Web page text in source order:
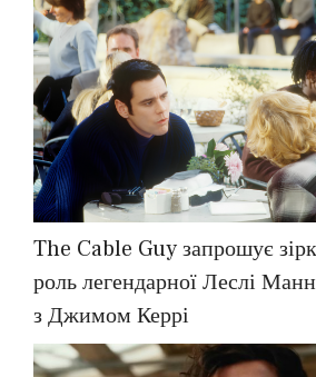
The Cable Guy запрошує
роль легендарної Леслі
з Джимом Керрі